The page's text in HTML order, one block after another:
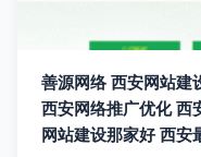
善源网络 西安网站建
西安网络推广优化 西
网站建设那家好 西安